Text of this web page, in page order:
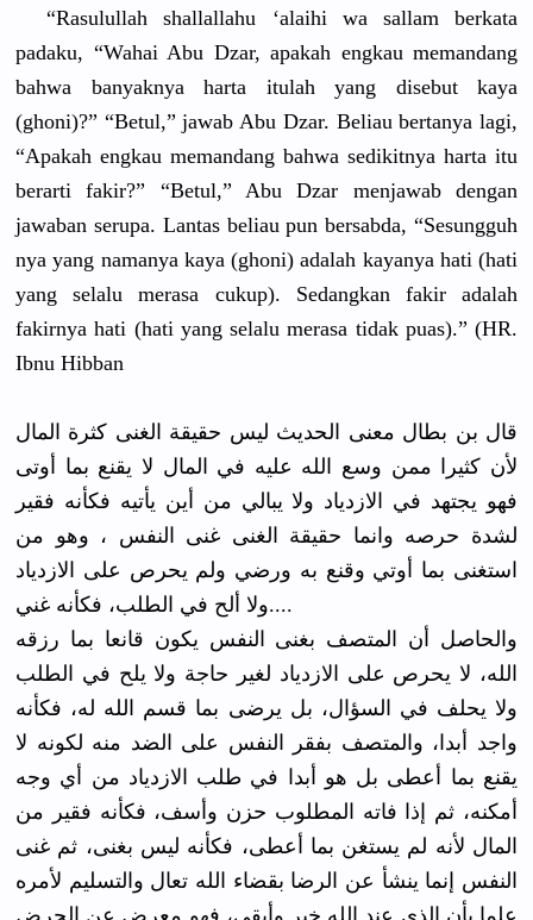
“Rasulullah shallallahu ‘alaihi wa sallam berkata
padaku, “Wahai Abu Dzar, apakah engkau memandang
bahwa banyaknya harta itulah yang disebut kaya
(ghoni)?” “Betul,” jawab Abu Dzar. Beliau bertanya lagi,
“Apakah engkau memandang bahwa sedikitnya harta itu
berarti fakir?” “Betul,” Abu Dzar menjawab dengan
jawaban serupa. Lantas beliau pun bersabda, “Sesungguh
nya yang namanya kaya (ghoni) adalah kayanya hati (hati
yang selalu merasa cukup). Sedangkan fakir adalah
fakirnya hati (hati yang selalu merasa tidak puas).” (HR.
Ibnu Hibban
قال بن بطال معنى الحديث ليس حقيقة الغنى كثرة المال
لأن كثيرا ممن وسع الله عليه في المال لا يقنع بما أوتى
فهو يجتهد في الازدياد ولا يبالي من أين يأتيه فكأنه فقير
لشدة حرصه وانما حقيقة الغنى غنى النفس ، وهو من
استغنى بما أوتي وقنع به ورضي ولم يحرص على الازدياد
ولا ألح في الطلب، فكأنه غني....
والحاصل أن المتصف بغنى النفس يكون قانعا بما رزقه
الله، لا يحرص على الازدياد لغير حاجة ولا يلح في الطلب
ولا يحلف في السؤال، بل يرضى بما قسم الله له، فكأنه
واجد أبدا، والمتصف بفقر النفس على الضد منه لكونه لا
يقنع بما أعطى بل هو أبدا في طلب الازدياد من أي وجه
أمكنه، ثم إذا فاته المطلوب حزن وأسف، فكأنه فقير من
المال لأنه لم يستغن بما أعطى، فكأنه ليس بغنى، ثم غنى
النفس إنما ينشأ عن الرضا بقضاء الله تعال والتسليم لأمره
علما بأن الذي عند الله خير وأبقى، فهو معرض عن الحرض